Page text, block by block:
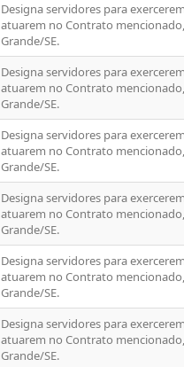
Designa servidores para
atuarem no Contrato
Grande/SE.
Designa servidores para
atuarem no Contrato
Grande/SE.
Designa servidores para
atuarem no Contrato
Grande/SE.
Designa servidores para
atuarem no Contrato
Grande/SE.
Designa servidores para
atuarem no Contrato
Grande/SE.
Designa servidores para
atuarem no Contrato
Grande/SE.